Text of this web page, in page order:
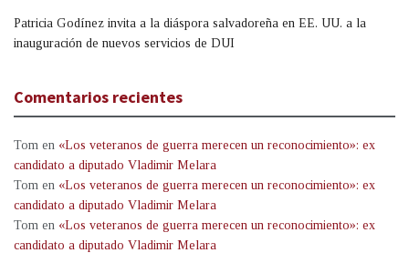
Patricia Godínez invita a la diáspora salvadoreña en EE. UU. a la
inauguración de nuevos servicios de DUI
Comentarios recientes
Tom en «Los veteranos de guerra merecen un reconocimiento»: ex
candidato a diputado Vladimir Melara
Tom en «Los veteranos de guerra merecen un reconocimiento»: ex
candidato a diputado Vladimir Melara
Tom en «Los veteranos de guerra merecen un reconocimiento»: ex
candidato a diputado Vladimir Melara